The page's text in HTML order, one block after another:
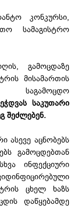
კონკურსი,
სამაგისტრო
გამოცდაზე
მისამართის
საგამოცდო
საკუთარი
შეძლებენ.
ასევე აცნობებს
გამოცდებთან
ინფექციური
ცხელ ხაზს
დაწყებამდე